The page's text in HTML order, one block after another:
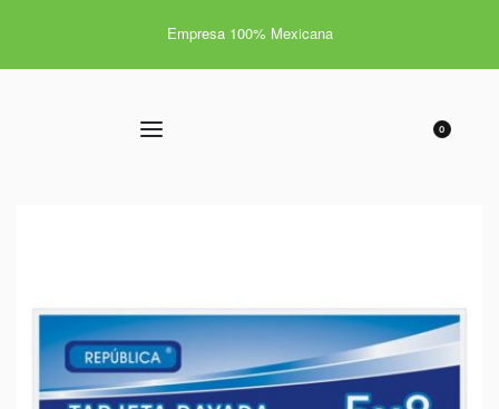
Empresa 100% Mexicana
0